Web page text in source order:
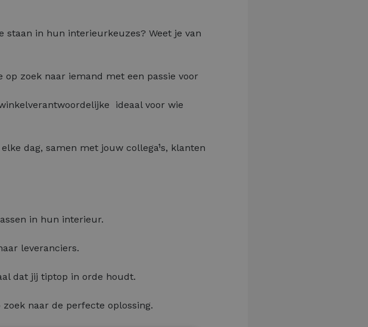
staan in hun interieurkeuzes? Weet je van
zoek naar iemand met een passie voor
ideaal voor wie
dag, samen met jouw collega¹s, klanten
in hun interieur.
leveranciers.
dat jij tiptop in orde houdt.
naar de perfecte oplossing.